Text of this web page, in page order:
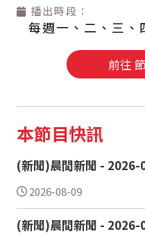
播出時段：
每週一、二、三、
前往
本節目快訊
(新聞)晨間新聞 - 2026-
2026-08-09
(新聞)晨間新聞 - 2026-